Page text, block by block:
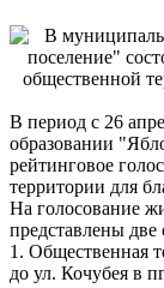
В период с 26
образовании
рейтинговое
территории для
На голосование
представлены
1. Общественная
до ул. Кочубея в